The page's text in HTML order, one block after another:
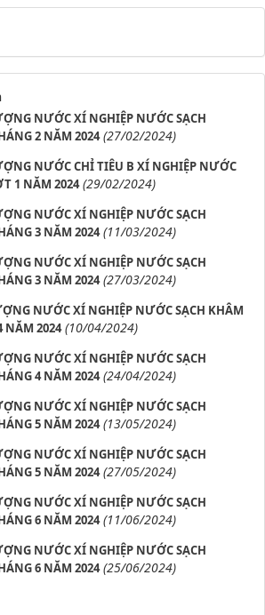
NƯỚC XÍ NGHIỆP NƯỚC SẠCH
2 NĂM 2024 (27/02/2024)
NƯỚC CHỈ TIÊU B XÍ NGHIỆP NƯỚC
1 NĂM 2024 (29/02/2024)
NƯỚC XÍ NGHIỆP NƯỚC SẠCH
3 NĂM 2024 (11/03/2024)
NƯỚC XÍ NGHIỆP NƯỚC SẠCH
3 NĂM 2024 (27/03/2024)
NƯỚC XÍ NGHIỆP NƯỚC SẠCH KHÂM
NĂM 2024 (10/04/2024)
NƯỚC XÍ NGHIỆP NƯỚC SẠCH
4 NĂM 2024 (24/04/2024)
NƯỚC XÍ NGHIỆP NƯỚC SẠCH
5 NĂM 2024 (13/05/2024)
NƯỚC XÍ NGHIỆP NƯỚC SẠCH
5 NĂM 2024 (27/05/2024)
NƯỚC XÍ NGHIỆP NƯỚC SẠCH
6 NĂM 2024 (11/06/2024)
NƯỚC XÍ NGHIỆP NƯỚC SẠCH
6 NĂM 2024 (25/06/2024)